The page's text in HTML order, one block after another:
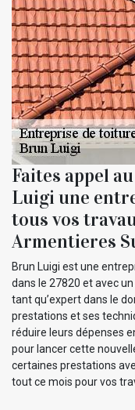
Faites appel
Luigi une
tous vos
Armentieres
Brun Luigi est une
dans le 27820 et avec
tant qu’expert dans le
prestations et ses
réduire leurs dépenses
pour lancer cette
certaines prestations
tout ce mois pour vos